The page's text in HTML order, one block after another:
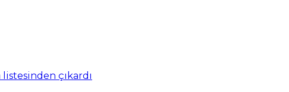
çıkardı